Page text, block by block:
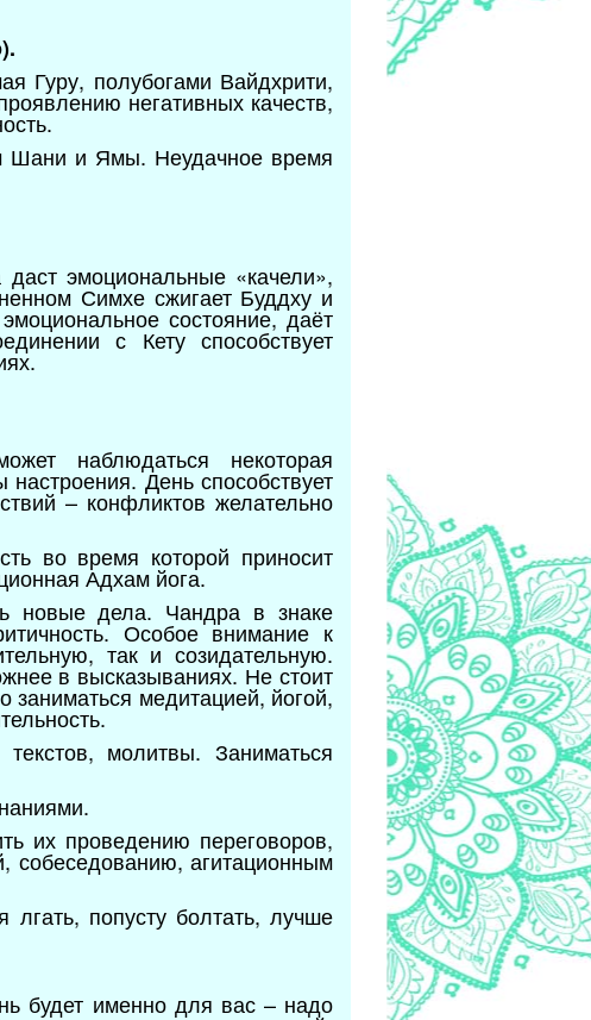
Гуру, полубогами Вайдхрити,
негативных качеств,
Шани и Ямы. Неудачное время
эмоциональные «качели»,
Симхе сжигает Буддху и
состояние, даёт
с Кету способствует
наблюдаться некоторая
День способствует
– конфликтов желательно
во время которой приносит
Адхам йога.
новые дела. Чандра в знаке
Особое внимание к
так и созидательную.
в высказываниях. Не стоит
заниматься медитацией, йогой,
молитвы. Заниматься
их проведению переговоров,
собеседованию, агитационным
попусту болтать, лучше
будет именно для вас – надо